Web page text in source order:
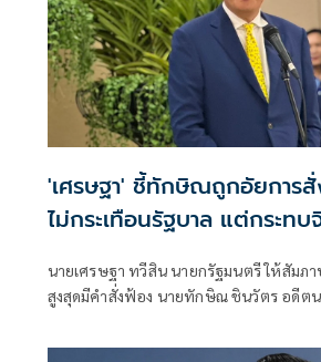
'เศรษฐา' ชี้ทักษิณถูกอัยการ
ไม่กระเทือนรัฐบาล แต่กระท
นายเศรษฐา ทวีสิน นายกรัฐมนตรี ให้สัมภ
สูงสุดมีคำสั่งฟ้อง นายทักษิณ ชินวัตร อดีตน
หลังนายทักษิณไม่ได้มาพบพนักงานอัยกา